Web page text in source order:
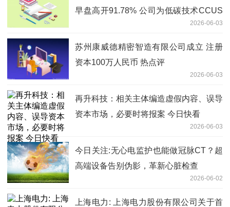
早盘高开91.78% 公司为低碳技术CCUS
2026-06-03
苏州康威德精密智造有限公司成立 注册
资本100万人民币 热点评
2026-06-03
再升科技：相关主体编造虚假内容、误导
资本市场，必要时将报案 今日快看
2026-06-03
今日关注:无心电监护也能做冠脉CT？超
高端设备告别伪影，革新心脏检查
2026-06-02
上海电力: 上海电力股份有限公司关于首